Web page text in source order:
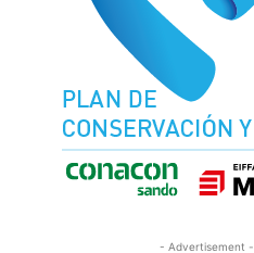
- Advertisement -